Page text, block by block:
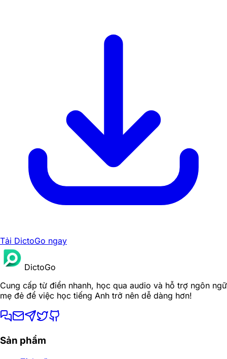
Tải DictoGo ngay
DictoGo
Cung cấp từ điển nhanh, học qua audio và hỗ trợ ngôn ngữ
mẹ đẻ để việc học tiếng Anh trở nên dễ dàng hơn!
Sản phẩm